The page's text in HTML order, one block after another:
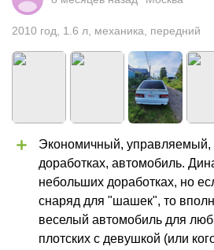
2010 год 1.6 л механика передний
Экономичный, управляемый,
доработках, автомобиль.
небольших доработках, но
снаряд для "шашек", то
веселый автомобиль для
плотских с девушкой (или